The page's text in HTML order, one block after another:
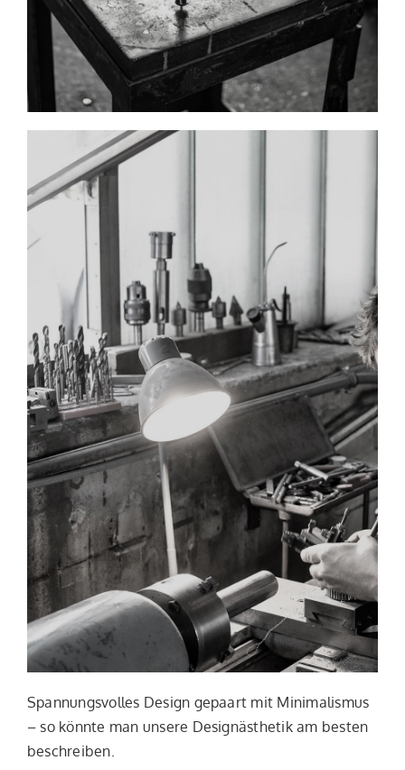
Spannungsvolles Design gepaart mit Minimalismus
– so könnte man unsere Designästhetik am besten
beschreiben.